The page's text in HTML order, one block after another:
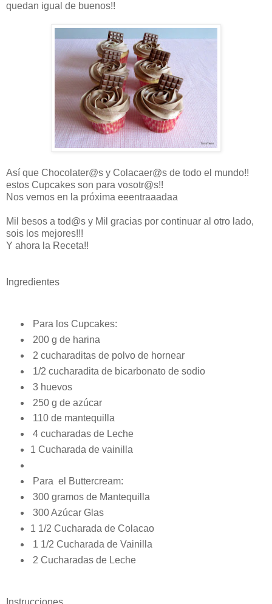
quedan igual de buenos!!
Así que Chocolater@s y Colacaer@s de todo el mundo!!
estos Cupcakes son para vosotr@s!!
Nos vemos en la próxima eeentraaadaa
Mil besos a tod@s y Mil gracias por continuar al otro lado,
sois los mejores!!!
Y ahora la Receta!!
Ingredientes
Para los Cupcakes:
200 g de harina
2 cucharaditas de polvo de hornear
1/2 cucharadita de bicarbonato de sodio
3 huevos
250 g de azúcar
110 de mantequilla
4 cucharadas de Leche
1 Cucharada de vainilla
Para el Buttercream:
300 gramos de Mantequilla
300 Azúcar Glas
1 1/2 Cucharada de Colacao
1 1/2 Cucharada de Vainilla
2 Cucharadas de Leche
Instrucciones